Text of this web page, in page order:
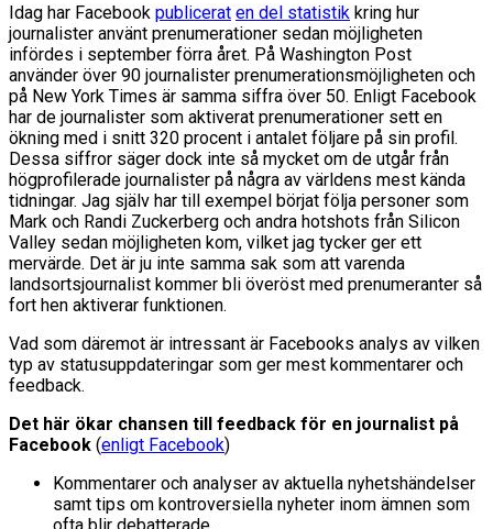
Idag har Facebook publicerat en del statistik kring hur
journalister använt prenumerationer sedan möjligheten
infördes i september förra året. På Washington Post
använder över 90 journalister prenumerationsmöjligheten och
på New York Times är samma siffra över 50. Enligt Facebook
har de journalister som aktiverat prenumerationer sett en
ökning med i snitt 320 procent i antalet följare på sin profil.
Dessa siffror säger dock inte så mycket om de utgår från
högprofilerade journalister på några av världens mest kända
tidningar. Jag själv har till exempel börjat följa personer som
Mark och Randi Zuckerberg och andra hotshots från Silicon
Valley sedan möjligheten kom, vilket jag tycker ger ett
mervärde. Det är ju inte samma sak som att varenda
landsortsjournalist kommer bli överöst med prenumeranter så
fort hen aktiverar funktionen.
Vad som däremot är intressant är Facebooks analys av vilken
typ av statusuppdateringar som ger mest kommentarer och
feedback.
Det här ökar chansen till feedback för en journalist på
Facebook (enligt Facebook)
Kommentarer och analyser av aktuella nyhetshändelser
samt tips om kontroversiella nyheter inom ämnen som